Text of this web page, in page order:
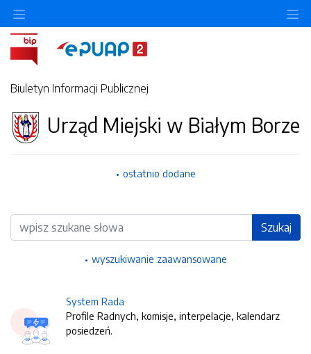
Biuletyn Informacji Publicznej
Urząd Miejski w Białym Borze
ostatnio dodane
Wyszukiwarka Szukaj
wyszukiwanie zaawansowane
System Rada
Profile Radnych, komisje, interpelacje, kalendarz
posiedzeń.